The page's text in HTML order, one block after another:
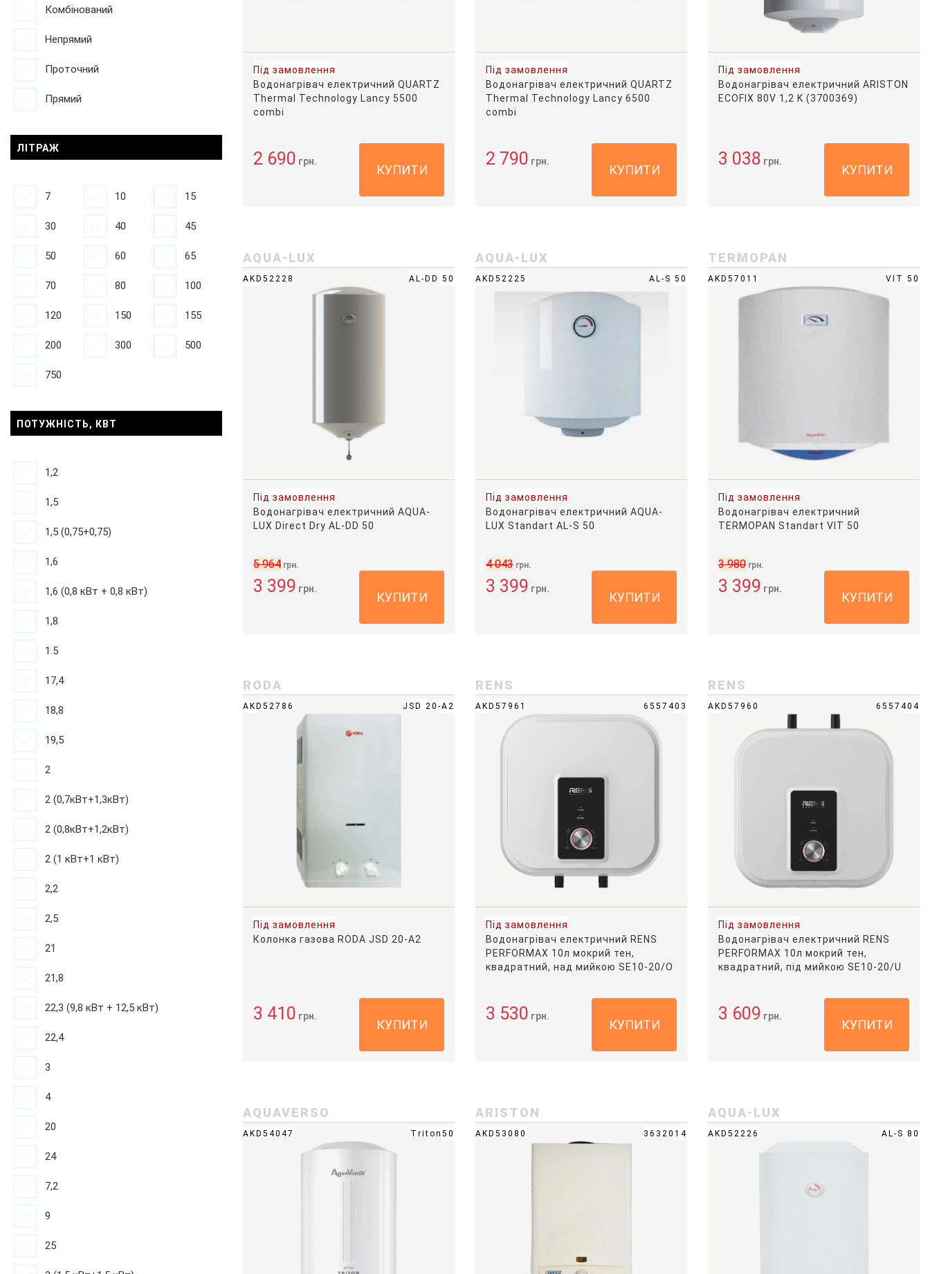
Комбінований
Непрямий
Проточний
Прямий
ЛІТРАЖ
7 10 15
30 40 45
50 60 65
70 80 100
120 150 155
200 300 500
750
ПОТУЖНІСТЬ, КВТ
1,2
1,5
1,5 (0,75+0,75)
1,6
1,6 (0,8 кВт + 0,8 кВт)
1,8
1.5
17,4
18,8
19,5
2
2 (0,7кВт+1,3кВт)
2 (0,8кВт+1,2кВт)
2 (1 кВт+1 кВт)
2,2
2,5
21
21,8
22,3 (9,8 кВт + 12,5 кВт)
22,4
3
4
20
24
7,2
9
25
Під замовлення
Водонагрівач електричний QUARTZ
Thermal Technology Lancy 5500
combi
2 690 грн.
КУПИТИ
Під замовлення
Водонагрівач електричний QUARTZ
Thermal Technology Lancy 6500
combi
2 790 грн.
КУПИТИ
Під замовлення
Водонагрівач електричний ARISTON
ECOFIX 80V 1,2 K (3700369)
3 038 грн.
КУПИТИ
AQUA-LUX
AKD52228 AL-DD 50
Під замовлення
Водонагрівач електричний AQUA-
LUX Direct Dry AL-DD 50
3 399 грн.
5 964 грн.
КУПИТИ
AQUA-LUX
AKD52225 AL-S 50
Під замовлення
Водонагрівач електричний AQUA-
LUX Standart AL-S 50
3 399 грн.
4 043 грн.
КУПИТИ
TERMOPAN
AKD57011 VIT 50
Під замовлення
Водонагрівач електричний
TERMOPAN Standart VIT 50
3 399 грн.
3 980 грн.
КУПИТИ
RODA
AKD52786 JSD 20-A2
Під замовлення
Колонка газова RODA JSD 20-A2
3 410 грн.
КУПИТИ
RENS
AKD57961 6557403
Під замовлення
Водонагрівач електричний RENS
PERFORMAX 10л мокрий тен,
квадратний, над мийкою SE10-20/O
3 530 грн.
КУПИТИ
RENS
AKD57960 6557404
Під замовлення
Водонагрівач електричний RENS
PERFORMAX 10л мокрий тен,
квадратний, під мийкою SE10-20/U
3 609 грн.
КУПИТИ
AQUAVERSO
AKD54047 Triton50
ARISTON
AKD53080 3632014
AQUA-LUX
AKD52226 AL-S 80